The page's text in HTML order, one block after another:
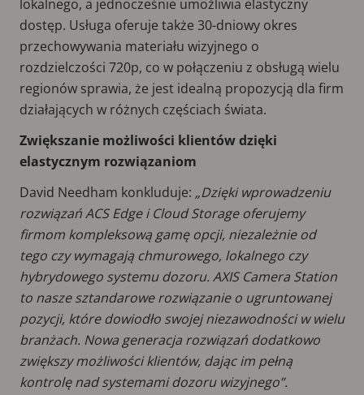
lokalnego, a jednocześnie umożliwia elastyczny
dostęp. Usługa oferuje także 30-dniowy okres
przechowywania materiału wizyjnego o
rozdzielczości 720p, co w połączeniu z obsługą wielu
regionów sprawia, że jest idealną propozycją dla firm
działających w różnych częściach świata.
Zwiększanie możliwości klientów dzięki
elastycznym rozwiązaniom
David Needham konkluduje: „Dzięki wprowadzeniu
rozwiązań ACS Edge i Cloud Storage oferujemy
firmom kompleksową gamę opcji, niezależnie od
tego czy wymagają chmurowego, lokalnego czy
hybrydowego systemu dozoru. AXIS Camera Station
to nasze sztandarowe rozwiązanie o ugruntowanej
pozycji, które dowiodło swojej niezawodności w wielu
branżach. Nowa generacja rozwiązań dodatkowo
zwiększy możliwości klientów, dając im pełną
kontrolę nad systemami dozoru wizyjnego”.